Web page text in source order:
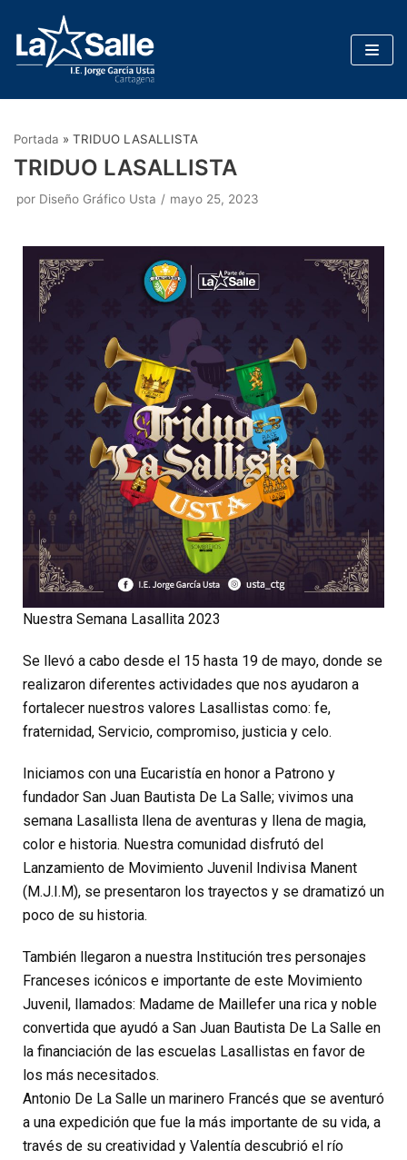
al
contenido
Portada » TRIDUO LASALLISTA
TRIDUO LASALLISTA
por Diseño Gráfico Usta mayo 25, 2023
Nuestra Semana Lasallita 2023
Se llevó a cabo desde el 15 hasta 19 de mayo, donde se
realizaron diferentes actividades que nos ayudaron a
fortalecer nuestros valores Lasallistas como: fe,
fraternidad, Servicio, compromiso, justicia y celo.
Iniciamos con una Eucaristía en honor a Patrono y
fundador San Juan Bautista De La Salle; vivimos una
semana Lasallista llena de aventuras y llena de magia,
color e historia. Nuestra comunidad disfrutó del
Lanzamiento de Movimiento Juvenil Indivisa Manent
(M.J.I.M), se presentaron los trayectos y se dramatizó un
poco de su historia.
También llegaron a nuestra Institución tres personajes
Franceses icónicos e importante de este Movimiento
Juvenil, llamados: Madame de Maillefer una rica y noble
convertida que ayudó a San Juan Bautista De La Salle en
la financiación de las escuelas Lasallistas en favor de
los más necesitados.
Antonio De La Salle un marinero Francés que se aventuró
a una expedición que fue la más importante de su vida, a
través de su creatividad y Valentía descubrió el río